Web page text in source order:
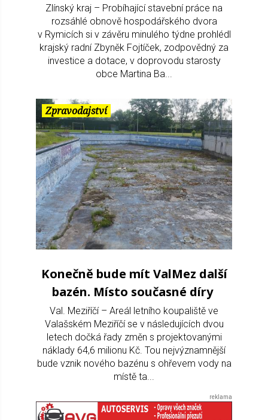
Zlínský kraj – Probíhající stavební práce na
rozsáhlé obnově hospodářského dvora
v Rymicích si v závěru minulého týdne prohlédl
krajský radní Zbyněk Fojtíček, zodpovědný za
investice a dotace, v doprovodu starosty
obce Martina Ba...
Zpravodajství
Konečně bude mít ValMez další
bazén. Místo současné díry
Val. Meziříčí – Areál letního koupaliště ve
Valašském Meziříčí se v následujících dvou
letech dočká řady změn s projektovanými
náklady 64,6 milionu Kč. Tou nejvýznamnější
bude vznik nového bazénu s ohřevem vody na
místě ta...